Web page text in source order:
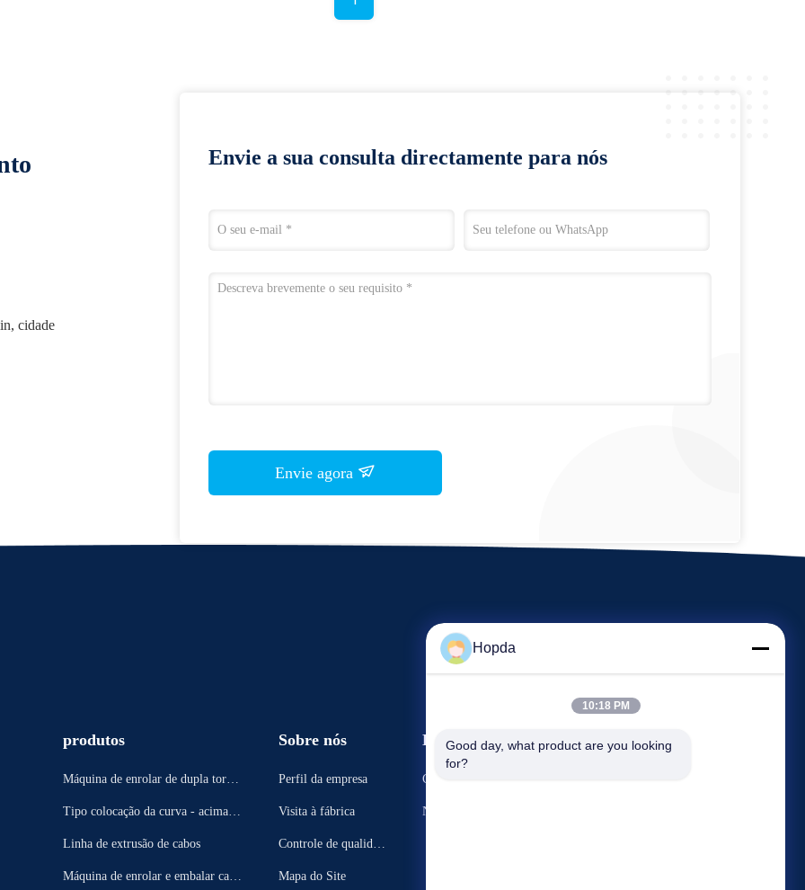
cidade
Envie a sua consulta directamente para nós
Envie agora
produtos
Máquina de enrolar de dupla torçã
Tipo colocação da curva - acima d
Linha de extrusão de cabos
Máquina de enrolar e embalar cabo
Sobre nós
Perfil da empresa
Visita à fábrica
Controle de qualidad
Mapa do Site
Eventos
Casos
Notícias
Pedido Umas citações
Hopda
10:18 PM
Good day, what product are you looking
for?